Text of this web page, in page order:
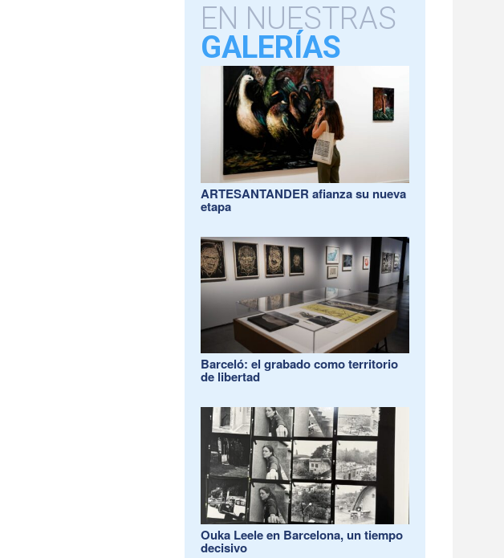
EN NUESTRAS
GALERÍAS
ARTESANTANDER afianza su nueva
etapa
Barceló: el grabado como territorio
de libertad
Ouka Leele en Barcelona, un tiempo
decisivo